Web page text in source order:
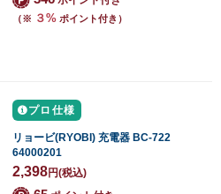
（※ ３% ポイント付き）
プロ仕様
リョービ(RYOBI) 充電器 BC-722
64000201
2,398円(税込)